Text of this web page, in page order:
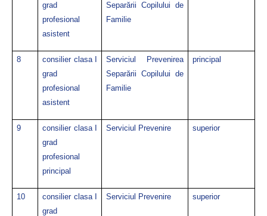
grad
profesional
asistent
Separării Copilului de
Familie
8
consilier clasa I
grad
profesional
asistent
Serviciul Prevenirea
Separării Copilului de
Familie
principal
9
consilier clasa I
grad
profesional
principal
Serviciul Prevenire superior
10
consilier clasa I
grad
Serviciul Prevenire superior